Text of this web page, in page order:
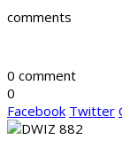
comments
0 comment
0
Facebook Twitter